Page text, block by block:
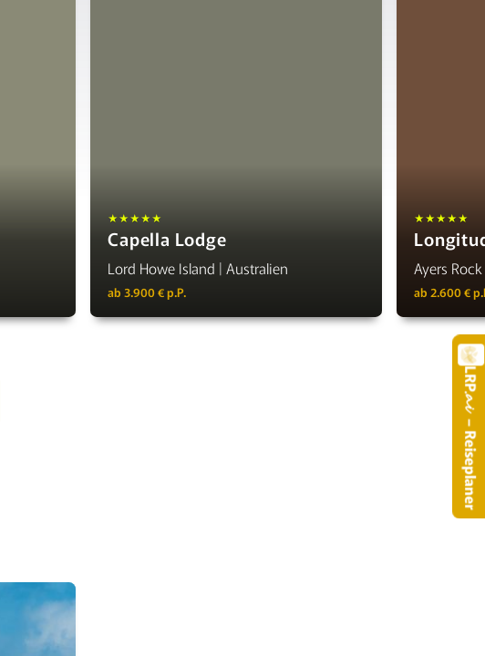
LRP
– Reiseplaner
★★★★★
Capella Lodge
Lord Howe Island | Australien
ab 3.900 € p.P.
★★★★★
Ayers
ab 2.600 €